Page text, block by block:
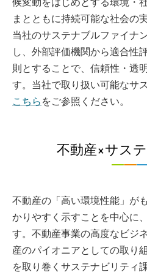
まとともに持続可能な社会の
当社のサステナブルファイナ
し、外部評価機関から適合性
則とすることで、信頼性・透
す。当社で取り扱い可能なサ
こちらをご参照ください。
不動産×サス
不動産の「高い環境性能」が
かりやすく示すことを中心に
す。不動産事業の高度なビジ
産のパイオニアとしての取り
を取り巻くサステナビリティ